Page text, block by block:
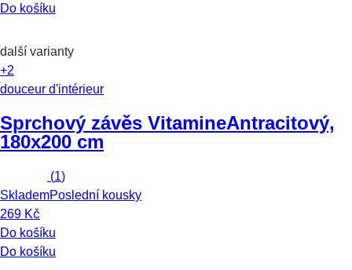
Do košíku
další varianty
+2
douceur d'intérieur
Sprchový závěs VitamineAntracitový,
180x200 cm
(1)
SklademPoslední kousky
269 Kč
Do košíku
Do košíku